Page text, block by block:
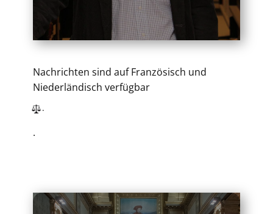
Nachrichten sind auf Französisch und
Niederländisch verfügbar
​.
.